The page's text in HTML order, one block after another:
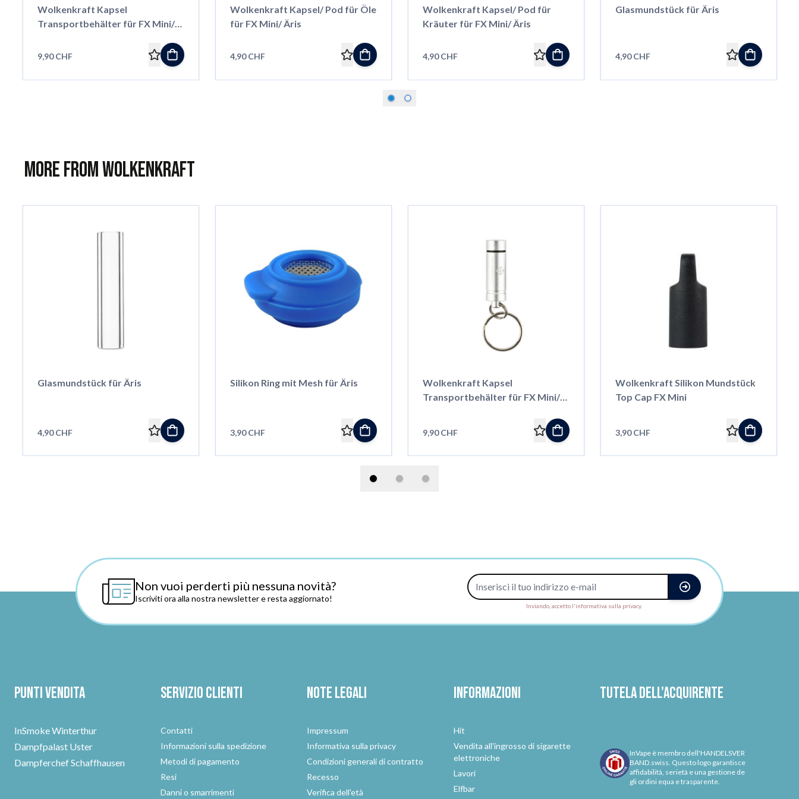
Wolkenkraft Kapsel
Transportbehälter für FX Mini/
9,90 CHF
Wolkenkraft Kapsel/ Pod für Öle
für FX Mini/ Äris
4,90 CHF
Wolkenkraft Kapsel/ Pod für
Kräuter für FX Mini/ Äris
4,90 CHF
Glasmundstück für Äris
4,90 CHF
More from Wolkenkraft
Glasmundstück für Äris
4,90 CHF
Silikon Ring mit Mesh für Äris
3,90 CHF
Wolkenkraft Kapsel
Transportbehälter für FX Mini/
9,90 CHF
Wolkenkraft Silikon Mundstück
Top Cap FX Mini
3,90 CHF
Non vuoi perderti più nessuna novità?
Iscriviti ora alla nostra newsletter e resta aggiornato!
Indirizzo e-mail
Inviando, accetto l'informativa sulla privacy.
Punti vendita
InSmoke Winterthur
Dampfpalast Uster
Dampferchef Schaffhausen
Servizio clienti
Contatti
Informazioni sulla spedizione
Metodi di pagamento
Resi
Danni o smarrimenti
Note legali
Impressum
Informativa sulla privacy
Condizioni generali di contratto
Recesso
Verifica dell'età
Informazioni
Hit
Vendita all'ingrosso di sigarette
elettroniche
Lavori
Elfbar
Tutela dell'acquirente
InVape è membro dell'HANDELSVER
BAND.swiss. Questo logo garantisce
affidabilità, serietà e una gestione de
gli ordini equa e trasparente.